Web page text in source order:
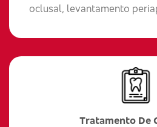
oclusal, levantamento
Tratamento De